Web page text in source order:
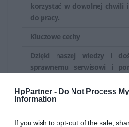
HpPartner - Do Not Process
Information
If you wish to opt-out of the sale,
najlepiej odpowiada potrzebom
zapewnia odpowiednie wsparcie
ewentualnych problemów z
korzystać w dowolnej chwili
do pracy.
Kluczowe cechy
Dzięki naszej wiedzy i
sprawnemu serwisowi i
Specjaliści pomocy technicznej
do pomocy w każdy